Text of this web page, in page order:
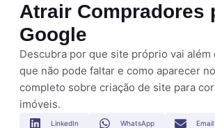
Atrair Compradores
Google
Descubra por que site próprio vai além
que não pode faltar e como aparecer
completo sobre criação de site para
imóveis.
LinkedIn WhatsApp Email